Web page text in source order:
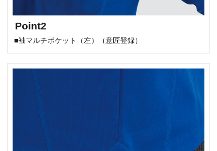
Point2
■袖マルチポケット（左）（意匠登録）